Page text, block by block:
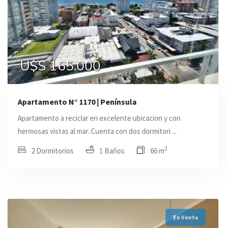
U$S 165.000
Apartamento N° 1170 | Península
Apartamento a reciclar en excelente ubicacion y con
hermosas vistas al mar. Cuenta con dos dormitori ...
2 Dormitorios 1 Baños 66 m2
En Venta